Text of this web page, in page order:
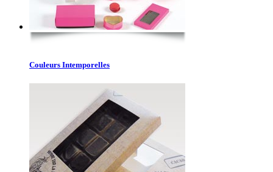
Couleurs Intemporelles